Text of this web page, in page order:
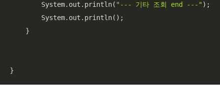
        System.out.println(
"--- 기타 조회 end ---");
        System.out.println();
    }
}